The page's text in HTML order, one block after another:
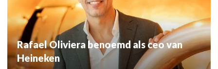
Rafael Oliviera benoemd als ceo van
Heineken